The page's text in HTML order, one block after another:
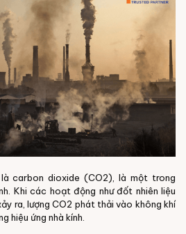
carbon dioxide (CO2), là một trong
Khi các hoạt động như đốt nhiên liệu
ra, lượng CO2 phát thải vào không khí
hiệu ứng nhà kính.